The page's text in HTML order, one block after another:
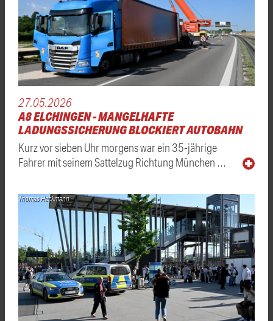
27.05.2026
A8 ELCHINGEN - MANGELHAFTE
LADUNGSSICHERUNG BLOCKIERT AUTOBAHN
Kurz vor sieben Uhr morgens war ein 35-jährige
Fahrer mit seinem Sattelzug Richtung München …
Thomas Heckmann